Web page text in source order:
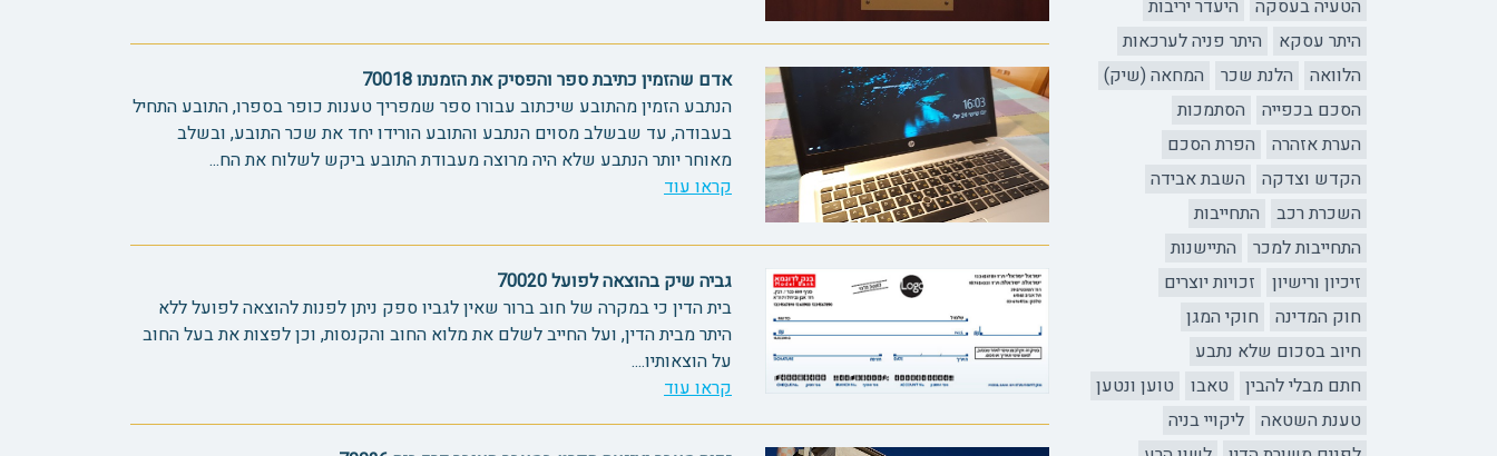
הטעיה בעסקה
היעדר יריבות
היתר עסקא
היתר פניה לערכאות
הלוואה
הלנת שכר
המחאה (שיק)
הסכם בכפייה
הסתמכות
הערת אזהרה
הפרת הסכם
הקדש וצדקה
השבת אבידה
השכרת רכב
התחייבות
התחייבות למכר
התיישנות
זיכיון ורישיון
זכויות יוצרים
חוק המדינה
חוקי המגן
חיוב בסכום שלא נתבע
חתם מבלי להבין
טאבו
טוען ונטען
טענת השטאה
ליקויי בניה
אדם שהזמין כתיבת ספר והפסיק את הזמנתו 70018
הנתבע הזמין מהתובע שיכתוב עבורו ספר שמפריך טענות כופר בספרו, התובע התחיל
בעבודה, עד שבשלב מסוים הנתבע והתובע הורידו יחד את שכר התובע, ובשלב
מאוחר יותר הנתבע שלא היה מרוצה מעבודת התובע ביקש לשלוח את הח...
קראו עוד
גביה שיק בהוצאה לפועל 70020
בית הדין כי במקרה של חוב ברור שאין לגביו ספק ניתן לפנות להוצאה לפועל ללא
היתר מבית הדין, ועל החייב לשלם את מלוא החוב והקנסות, וכן לפצות את בעל החוב
על הוצאותיו....
קראו עוד